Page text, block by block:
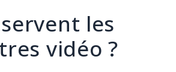
les
vidéo ?